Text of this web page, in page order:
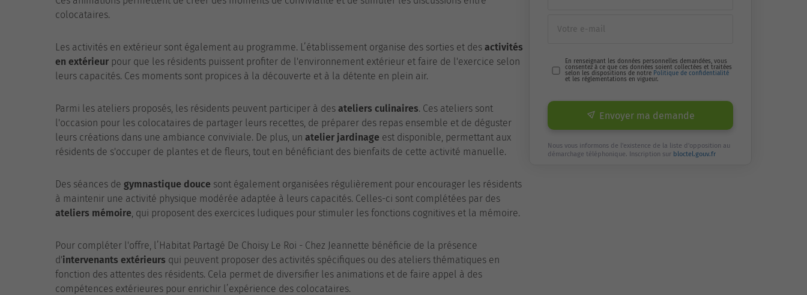
colocataires.
Les activités en extérieur sont également au programme. L’établissement organise des sorties et des activités
en extérieur pour que les résidents puissent profiter de l'environnement extérieur et faire de l'exercice selon
leurs capacités. Ces moments sont propices à la découverte et à la détente en plein air.
Parmi les ateliers proposés, les résidents peuvent participer à des ateliers culinaires. Ces ateliers sont
l'occasion pour les colocataires de partager leurs recettes, de préparer des repas ensemble et de déguster
leurs créations dans une ambiance conviviale. De plus, un atelier jardinage est disponible, permettant aux
résidents de s'occuper de plantes et de fleurs, tout en bénéficiant des bienfaits de cette activité manuelle.
Des séances de gymnastique douce sont également organisées régulièrement pour encourager les résidents
à maintenir une activité physique modérée adaptée à leurs capacités. Celles-ci sont complétées par des
ateliers mémoire, qui proposent des exercices ludiques pour stimuler les fonctions cognitives et la mémoire.
Pour compléter l'offre, l’Habitat Partagé De Choisy Le Roi - Chez Jeannette bénéficie de la présence
d'intervenants extérieurs qui peuvent proposer des activités spécifiques ou des ateliers thématiques en
fonction des attentes des résidents. Cela permet de diversifier les animations et de faire appel à des
compétences extérieures pour enrichir l’expérience des colocataires.
En renseignant les données personnelles demandées, vous
consentez à ce que ces données soient collectées et traitées
selon les dispositions de notre Politique de confidentialité
et les réglementations en vigueur.
Envoyer ma demande
Nous vous informons de l'existence de la liste d'opposition au
démarchage téléphonique. Inscription sur bloctel.gouv.fr